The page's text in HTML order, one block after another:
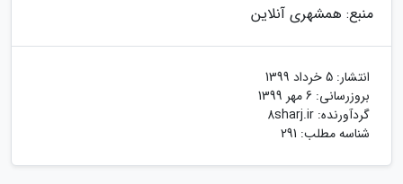
منبع: همشهری آنلاین
انتشار: 5 خرداد 1399
بروزرسانی: 6 مهر 1399
گردآورنده: 8sharj.ir
شناسه مطلب: 291